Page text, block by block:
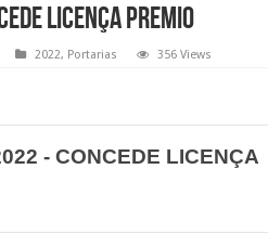
LICENÇA PREMIO
2022, Portarias 356 Views
- CONCEDE LICENÇA